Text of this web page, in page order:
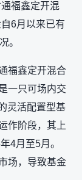
福鑫定开混
6月以来已有
。
福鑫定开混合
一只可场内交
灵活配置型基
作阶段，其上
4月至5月。
场，导致基金